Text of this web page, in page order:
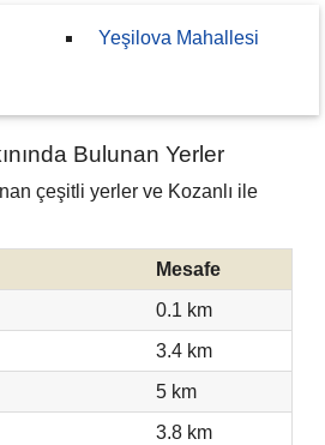
Yeşilova Mahallesi
Bulunan Yerler
çeşitli yerler ve Kozanlı ile
Mesafe
0.1 km
3.4 km
5 km
3.8 km